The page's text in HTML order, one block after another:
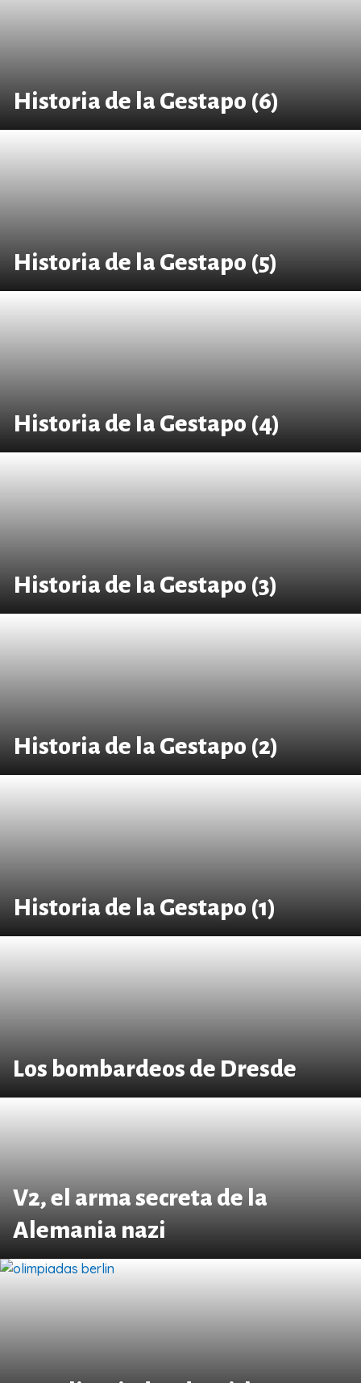
Historia de la Gestapo (6)
Historia de la Gestapo (5)
Historia de la Gestapo (4)
Historia de la Gestapo (3)
Historia de la Gestapo (2)
Historia de la Gestapo (1)
Los bombardeos de Dresde
V2, el arma secreta de la
Alemania nazi